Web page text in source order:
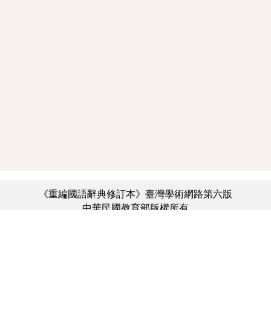
《重編國語辭典修訂本》臺灣學術網路第六版
中華民國教育部版權所有